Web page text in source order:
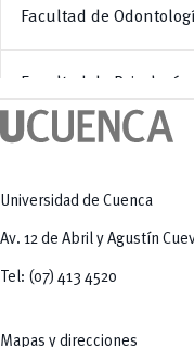
Facultad de
Facultad de Psicología
FORMATOS PARA
PARA TODOS LOS
Espacio destinado a la
Universidad de Cuenca
Av. 12 de Abril y Agustín
Tel: (07) 413 4520
Mapas y direcciones